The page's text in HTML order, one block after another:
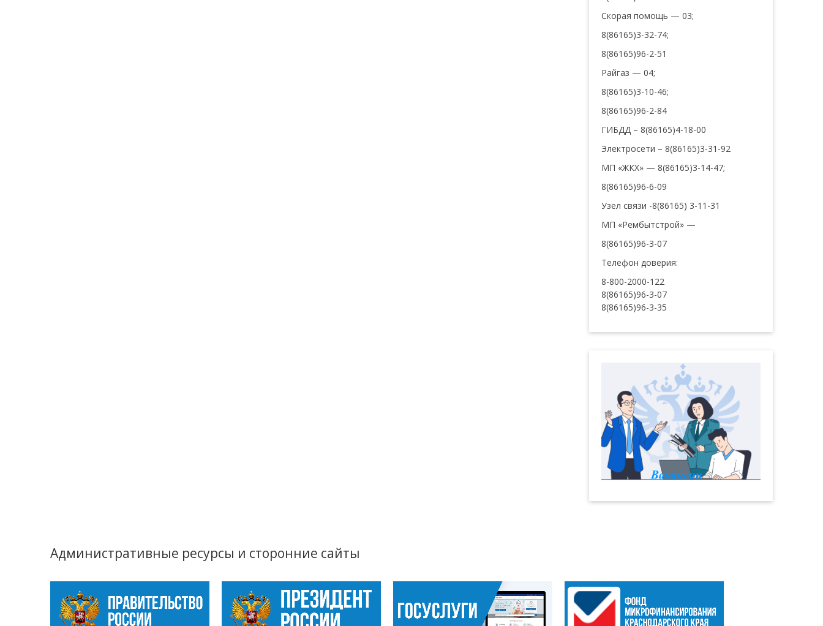
Скорая помощь — 03;
8(86165)3-32-74;
8(86165)96-2-51
Райгаз — 04;
8(86165)3-10-46;
8(86165)96-2-84
ГИБДД – 8(86165)4-18-00
Электросети – 8(86165)3-31-92
МП «ЖКХ» — 8(86165)3-14-47;
8(86165)96-6-09
Узел связи -8(86165) 3-11-31
МП «Рембытстрой» —
8(86165)96-3-07
Телефон доверия:
8-800-2000-122
8(86165)96-3-07
8(86165)96-3-35
Административные ресурсы и сторонние сайты